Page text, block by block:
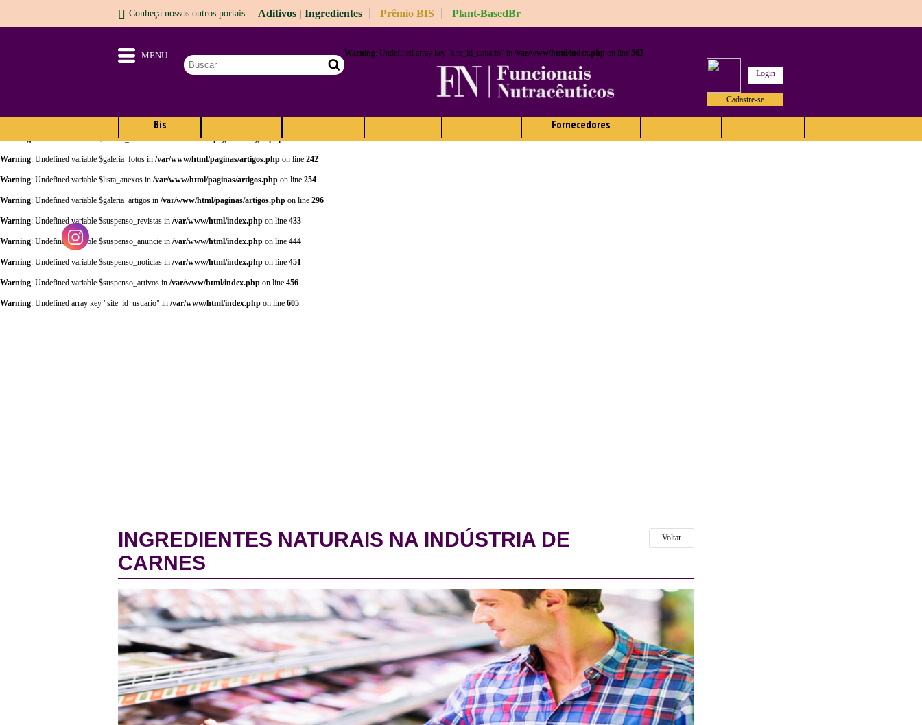
: Undefined array key "opt" in/var/www/html/adm/sistema_cabecalho.phpon line57
: Undefined array key "sair" in/var/www/html/index.phpon line17
/var/www/html/index.phpon line97
Warning: Undefined variable $site_conteudo in/var/www/html/paginas/artigos.phpon line2
: Undefined variable $banner_lateral in /var/www/html/paginas/artigos.php
Warning: Undefined variable $galeria_fotos in /var/www/html/paginas/artigos.php on line 242
Warning: Undefined variable $lista_anexos in /var/www/html/paginas/artigos.php on line 254
Warning: Undefined variable $galeria_artigos in /var/www/html/paginas/artigos.php on line 296
Warning: Undefined variable $suspenso_revistas in /var/www/html/index.php on line 433
Warning: Undefined variable $suspenso_anuncie in /var/www/html/index.php on line 444
Warning: Undefined variable $suspenso_noticias in /var/www/html/index.php on line 451
Warning: Undefined variable $suspenso_artivos in /var/www/html/index.php on line 456
Conheça nossos outros portais: Aditivos | Ingredientes Prêmio BIS Plant-BasedBr
MENU Warning: Undefined array key "site_id_usuario" in /var/www/html/index.php on line 563
Login
Cadastre-se
Warning: Undefined array key "site_id_usuario" in /var/www/html/index.php on line 605
Bis
Fornecedores
Contato
Voltar
INGREDIENTES NATURAIS NA INDÚSTRIA DE
CARNES